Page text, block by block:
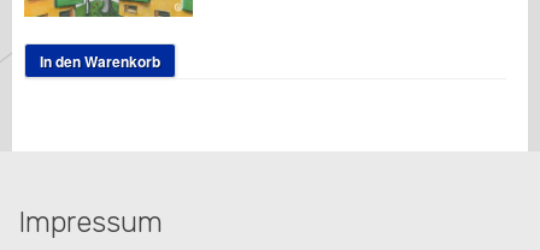
In den Warenkorb
Impressum